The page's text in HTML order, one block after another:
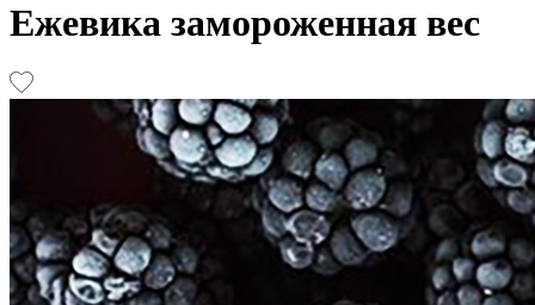
Ежевика замороженная вес